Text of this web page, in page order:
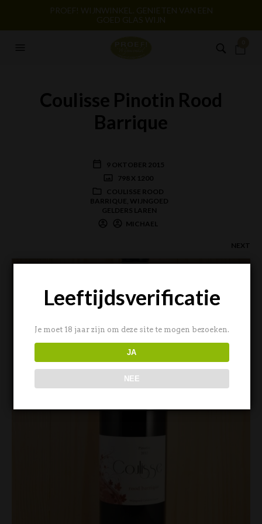
PROEF! WIJNWINKEL. GENIETEN VAN EEN
GOED GLAS WIJN
Coulisse Pinotin Rood
Barrique
9 OKTOBER 2015
798 X 1200
COULISSE ROOD
BARRIQUE, WIJNGOED
GELDERS LAREN
MICHAEL
NEXT
Leeftijdsverificatie
Je moet 18 jaar zijn om deze site te mogen bezoeken.
JA
NEE